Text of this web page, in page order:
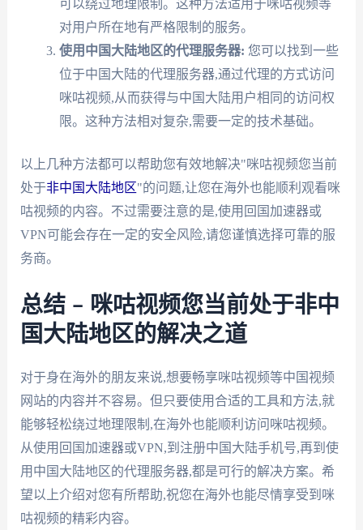
可以绕过地理限制。这种方法适用于咪咕视频等
对用户所在地有严格限制的服务。
使用中国大陆地区的代理服务器: 您可以找到一些
位于中国大陆的代理服务器,通过代理的方式访问
咪咕视频,从而获得与中国大陆用户相同的访问权
限。这种方法相对复杂,需要一定的技术基础。
以上几种方法都可以帮助您有效地解决"咪咕视频您当前
处于非中国大陆地区"的问题,让您在海外也能顺利观看咪
咕视频的内容。不过需要注意的是,使用回国加速器或
VPN可能会存在一定的安全风险,请您谨慎选择可靠的服
务商。
总结 – 咪咕视频您当前处于非中
国大陆地区的解决之道
对于身在海外的朋友来说,想要畅享咪咕视频等中国视频
网站的内容并不容易。但只要使用合适的工具和方法,就
能够轻松绕过地理限制,在海外也能顺利访问咪咕视频。
从使用回国加速器或VPN,到注册中国大陆手机号,再到使
用中国大陆地区的代理服务器,都是可行的解决方案。希
望以上介绍对您有所帮助,祝您在海外也能尽情享受到咪
咕视频的精彩内容。